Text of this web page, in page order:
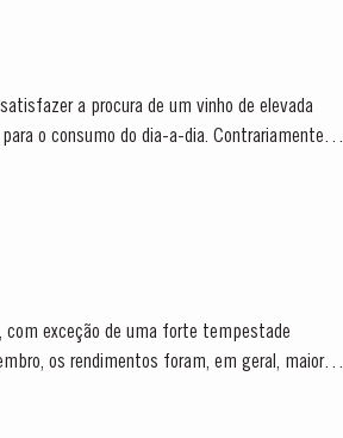
a procura de um vinho de elevada
o consumo do dia-a-dia. Contrariamente ao
com exceção de uma forte tempestade
os rendimentos foram, em geral, maiores